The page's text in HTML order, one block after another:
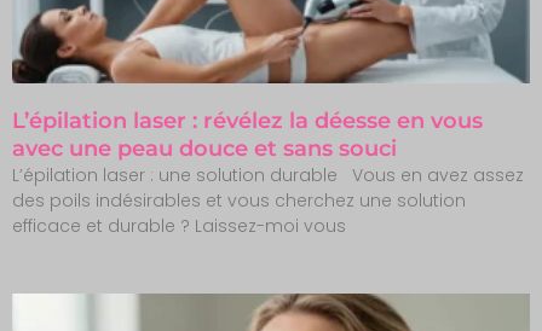
L’épilation laser : révélez la déesse en vous
avec une peau douce et sans souci
L’épilation laser : une solution durable Vous en avez assez
des poils indésirables et vous cherchez une solution
efficace et durable ? Laissez-moi vous